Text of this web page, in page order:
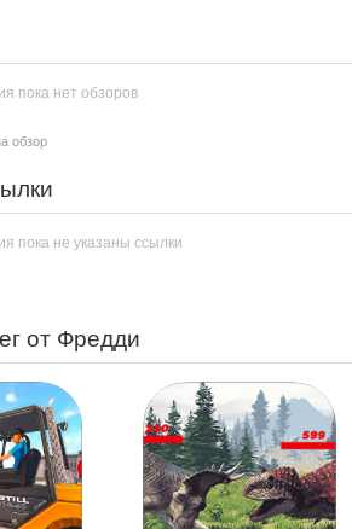
пока нет обзоров
обзор
пока не указаны ссылки
от Фредди